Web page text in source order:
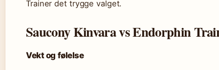
Trainer det trygge valget.
Saucony Kinvara vs Endorphin
Vekt og følelse